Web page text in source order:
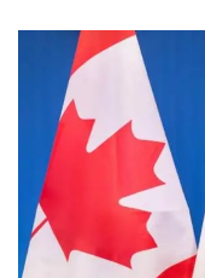
contenido